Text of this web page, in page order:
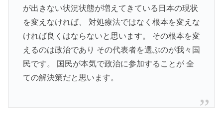
が出きない状況状態が増えてきている日本の現状
を変えなければ、 対処療法ではなく根本を変えな
ければ良くはならないと思います。 その根本を変
えるのは政治であり その代表者を選ぶのが我々国
民です。 国民が本気で政治に参加することが 全
ての解決策だと思います。